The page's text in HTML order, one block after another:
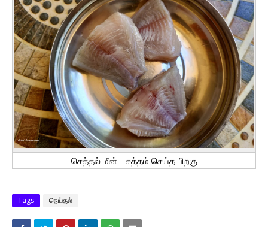
செத்தல் மீன் - சுத்தம் செய்த பிறகு
Tags நெய்தல்